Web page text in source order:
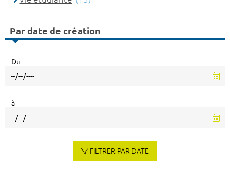
Par date de création
Du
à
FILTRER PAR DATE